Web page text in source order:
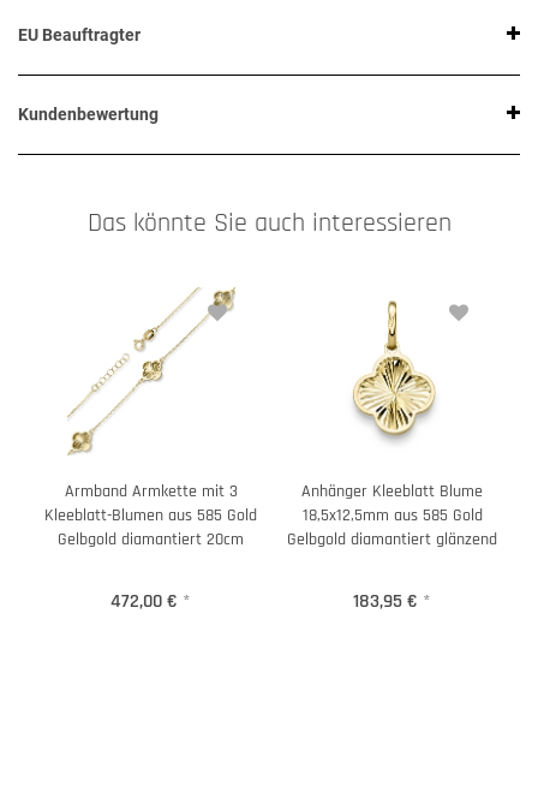
EU Beauftragter
Kundenbewertung
Das könnte Sie auch interessieren
Armband Armkette mit 3
Kleeblatt-Blumen aus 585 Gold
Gelbgold diamantiert 20cm
472,00 € *
Anhänger Kleeblatt Blume
18,5x12,5mm aus 585 Gold
Gelbgold diamantiert glänzend
183,95 € *